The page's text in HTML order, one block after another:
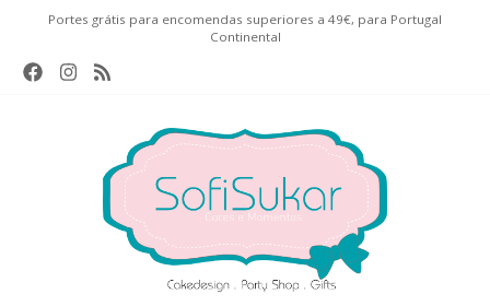
Portes grátis para encomendas superiores a 49€, para Portugal
Continental